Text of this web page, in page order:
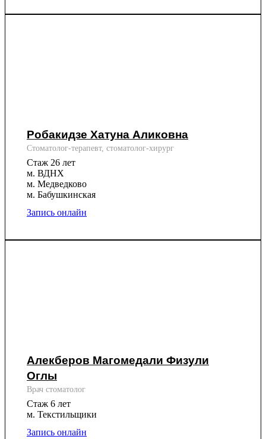
Робакидзе Хатуна Аликовна
Стоматолог-терапевт, стоматолог-хирург
Стаж 26 лет
м. ВДНХ
м. Медведково
м. Бабушкинская
Запись онлайн
Алекберов Магомедали Физули
Оглы
Врач стоматолог
Стаж 6 лет
м. Текстильщики
Запись онлайн